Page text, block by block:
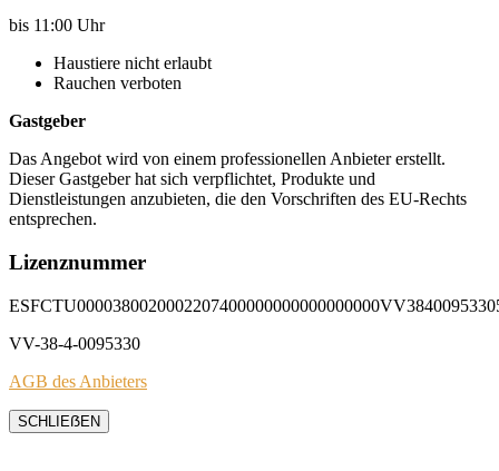
bis 11:00 Uhr
Haustiere nicht erlaubt
Rauchen verboten
Gastgeber
Das Angebot wird von einem professionellen Anbieter erstellt.
Dieser Gastgeber hat sich verpflichtet, Produkte und
Dienstleistungen anzubieten, die den Vorschriften des EU-Rechts
entsprechen.
Lizenznummer
VV-38-4-0095330
AGB des Anbieters
SCHLIEẞEN